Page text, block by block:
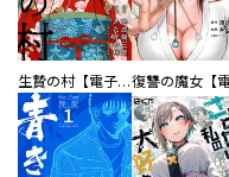
生贄の村【電子単行本版】